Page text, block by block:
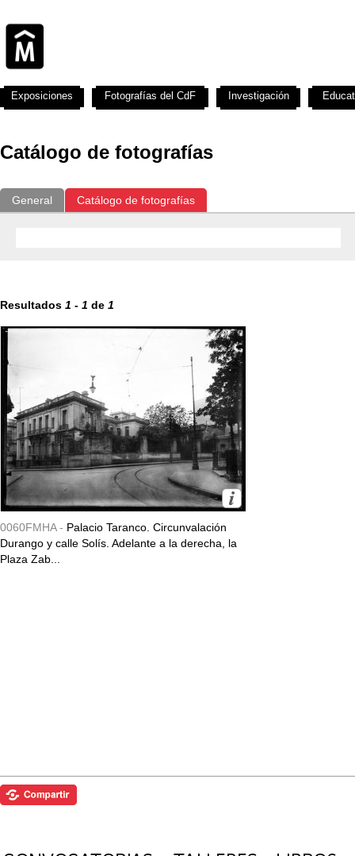
Catálogo de fotografías
General Catálogo de fotografías
Resultados 1 - 1 de 1
0060FMHA - Palacio Taranco. Circunvalación
Durango y calle Solís. Adelante a la derecha, la
Plaza Zab...
Exposiciones Fotografías del CdF Investigación